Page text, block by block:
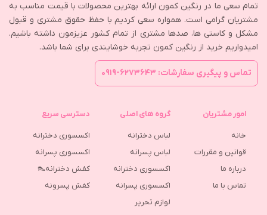
تمام سعی ما در رنگین کمون ارائه بهترین محصولات با قیمت مناسب به
مشتریان گرامی است. همواره سعی کردیم با حفظ حقوق مشتری و قبول
مشکل و کاستی ها، صدها مشتری از تمام کشور عزیزمون داشته باشیم.
امیدواریم خرید از رنگین کمون تجربه خوشایندی برای شما باشد.
تماس و پیگیری سفارشات: ۶۲۷۳۶۴۳-۰۹۱۹
امور مشتریان
خانه
قوانین و مقررات
درباره ما
تماس با ما
گروه های اصلی
لباس دخترانه
لباس پسرانه
اکسسوری دخترانه
اکسسوری پسرانه
لوازم تحریر
دسترسی سریع
اکسسوری دخترانه
اکسسوری پسرانه
کفش دخترانه👠
كفش پسرونه